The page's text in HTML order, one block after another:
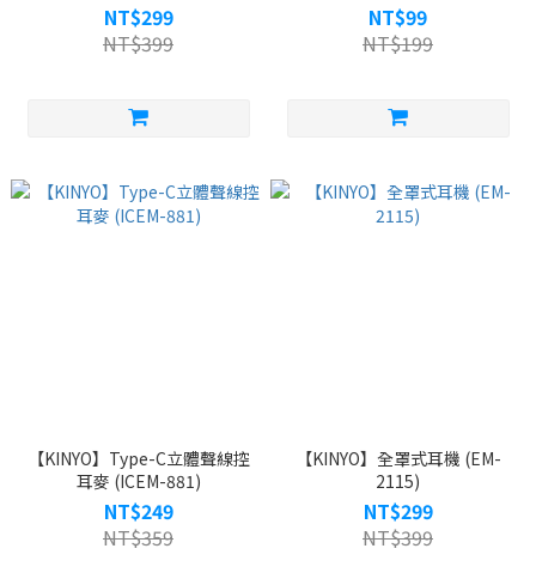
NT$299
NT$399
NT$99
NT$199
【KINYO】Type-C立體聲線控
耳麥 (ICEM-881)
NT$249
NT$359
【KINYO】全罩式耳機 (EM-
2115)
NT$299
NT$399